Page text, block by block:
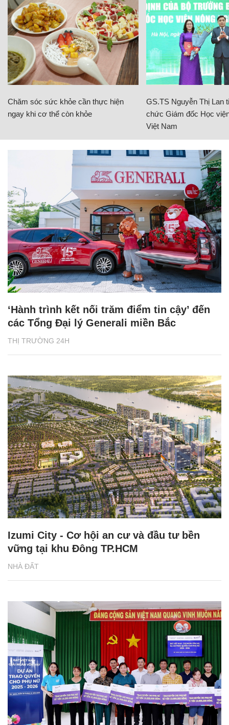
Chăm sóc sức khỏe cần thực hiện
ngay khi cơ thể còn khỏe
GS.TS Nguyễn Thị Lan
chức Giám đốc Học
Việt Nam
THỊ TRƯỜNG 24H
‘Hành trình kết nối trăm điểm tin cậy’ đến
các Tổng Đại lý Generali miền Bắc
NHÀ ĐẤT
Izumi City - Cơ hội an cư và đầu tư bền
vững tại khu Đông TP.HCM